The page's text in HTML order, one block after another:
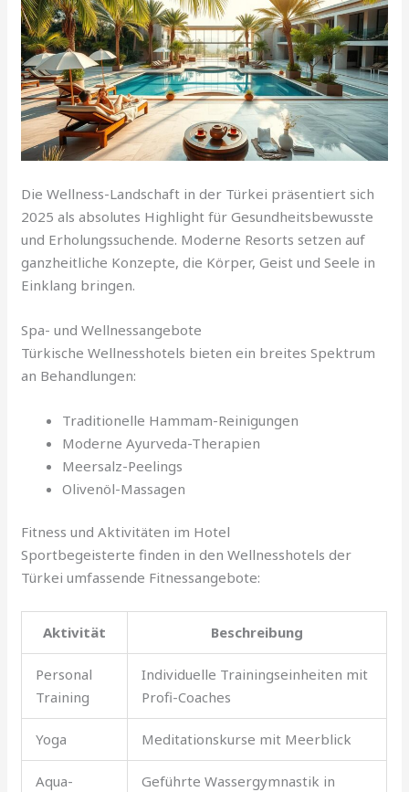
Die Wellness-Landschaft in der Türkei präsentiert sich
2025 als absolutes Highlight für Gesundheitsbewusste
und Erholungssuchende. Moderne Resorts setzen auf
ganzheitliche Konzepte, die Körper, Geist und Seele in
Einklang bringen.
Spa- und Wellnessangebote
Türkische Wellnesshotels bieten ein breites Spektrum
an Behandlungen:
Traditionelle Hammam-Reinigungen
Moderne Ayurveda-Therapien
Meersalz-Peelings
Olivenöl-Massagen
Fitness und Aktivitäten im Hotel
Sportbegeisterte finden in den Wellnesshotels der
Türkei umfassende Fitnessangebote:
Aktivität Beschreibung
Personal
Training
Individuelle Trainingseinheiten mit
Profi-Coaches
Yoga Meditationskurse mit Meerblick
Aqua-
Geführte Wassergymnastik in